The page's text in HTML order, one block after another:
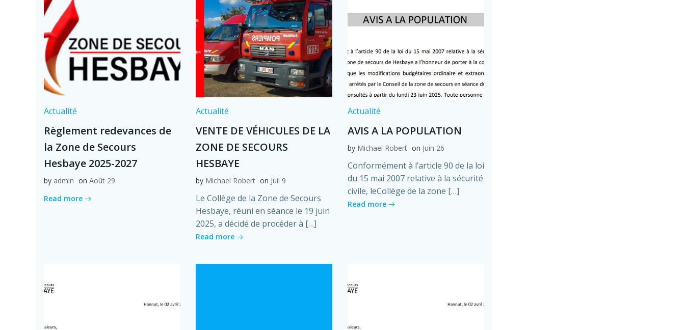
Actualité
Règlement redevances de
la Zone de Secours
Hesbaye 2025-2027
by admin on Août 29
Read more
Actualité
VENTE DE VÉHICULES DE LA
ZONE DE SECOURS
HESBAYE
by Michael Robert on Juil 9
Le Collège de la Zone de Secours
Hesbaye, réuni en séance le 19 juin
2025, a décidé de procéder à […]
Read more
Actualité
AVIS A LA POPULATION
by Michael Robert on Juin 26
Conformément à l’article 90 de la loi
du 15 mai 2007 relative à la sécurité
civile, leCollège de la zone […]
Read more